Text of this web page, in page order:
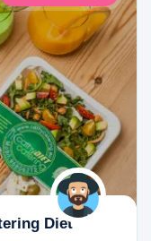
Diet